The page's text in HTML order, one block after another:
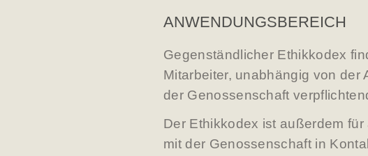
ANWENDUNGSBEREICH
Gegenständlicher Ethikkodex
Mitarbeiter, unabhängig von der
der Genossenschaft
Der Ethikkodex ist außerdem
mit der Genossenschaft in